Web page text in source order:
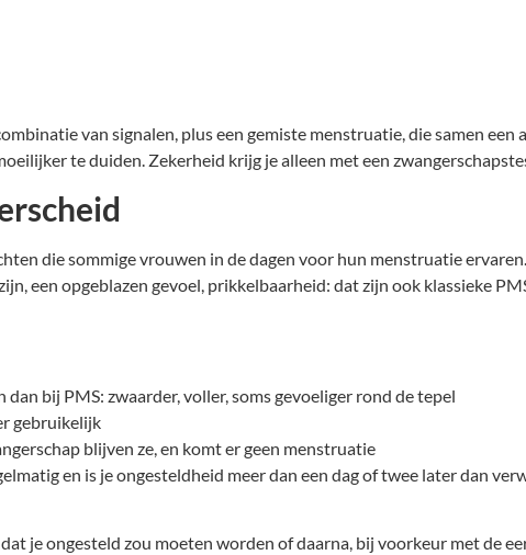
van signalen, plus een gemiste menstruatie, die samen een
te duiden. Zekerheid krijg je alleen met een
die sommige vrouwen in de dagen voor hun menstruatie
een opgeblazen gevoel, prikkelbaarheid: dat zijn ook klassieke
bij PMS: zwaarder, voller, soms gevoeliger rond de tepel
gebruikelijk
blijven ze, en komt er geen menstruatie
en is je ongesteldheid meer dan een dag of twee later dan
je ongesteld zou moeten worden of daarna, bij voorkeur met de